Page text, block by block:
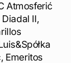
Atmosferić
II,
Emeritos